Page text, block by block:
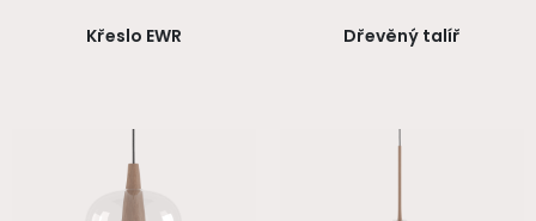
Křeslo EWR Dřevěný talíř